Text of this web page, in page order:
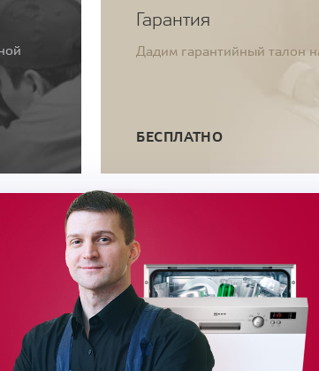
Гарантия
Дадим гарантийный талон
БЕСПЛАТНО